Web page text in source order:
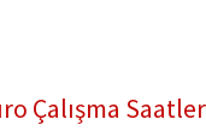
Çalışma